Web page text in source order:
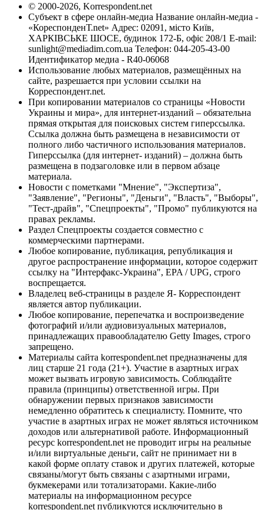
© 2000-2026, Korrespondent.net
Субъект в сфере онлайн-медиа Название онлайн-медиа -
«КореспонденТ.net» Адрес: 02091, місто Київ,
ХАРКІВСЬКЕ ШОСЕ, будинок 172-Б, офіс 208/1 E-mail:
sunlight@mediadim.com.ua Телефон: 044-205-43-00
Идентификатор медиа - R40-06068
Использование любых материалов, размещённых на
сайте, разрешается при условии ссылки на
Корреспондент.net.
При копировании материалов со страницы «Новости
Украины и мира», для интернет-изданий – обязательна
прямая открытая для поисковых систем гиперссылка.
Ссылка должна быть размещена в независимости от
полного либо частичного использования материалов.
Гиперссылка (для интернет- изданий) – должна быть
размещена в подзаголовке или в первом абзаце
материала.
Новости с пометками "Мнение", "Экспертиза",
"Заявление", "Регионы", "Деньги", "Власть", "Выборы",
"Тест-драйв", "Спецпроекты", "Промо" публикуются на
правах рекламы.
Раздел Спецпроекты создается совместно с
коммерческими партнерами.
Любое копирование, публикация, републикация и
другое распространение информации, которое содержит
ссылку на "Интерфакс-Украина", EPA / UPG, строго
воспрещается.
Владелец веб-страницы в разделе Я- Корреспондент
является автор публикации.
Любое копирование, перепечатка и воспроизведение
фотографий и/или аудиовизуальных материалов,
принадлежащих правообладателю Getty Images, строго
запрещено.
Материалы сайта korrespondent.net предназначены для
лиц старше 21 года (21+). Участие в азартных играх
может вызвать игровую зависимость. Соблюдайте
правила (принципы) ответственной игры. При
обнаружении первых признаков зависимости
немедленно обратитесь к специалисту. Помните, что
участие в азартных играх не может являться источником
доходов или альтернативой работе. Информационный
ресурс korrespondent.net не проводит игры на реальные
и/или виртуальные деньги, сайт не принимает ни в
какой форме оплату ставок и других платежей, которые
связаны/могут быть связаны с азартными играми,
букмекерами или тотализаторами. Какие-либо
материалы на информационном ресурсе
korrespondent.net публикуются исключительно в